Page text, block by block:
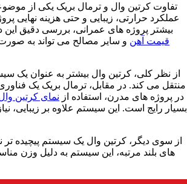
تفاوت کرتین وال و ترمال بریک یکی از
عملکرد حرارتی، زیبایی و حتی هزینه نهایی
بیشتر پروژه های عمرانی، بررسی دقیق
قیمت آهن و سایر مصالح می تواند به صورت
از نظر کلی، کرتین وال بیشتر به عنوان یک
منتقل می کند. در مقابل، ترمال بریک یک
در پروژه های مدرن، استفاده از نمای کرتین
بسیار رایج است. این سیستم علاوه بر زیبایی،
از سوی دیگر، کرتین وال یک سیستم پیچیده
های بلند مرتبه، این سیستم به دلیل وزن